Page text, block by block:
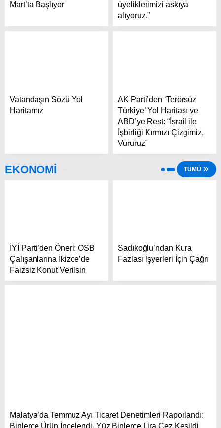
Mart’ta Başlıyor
üyeliklerimizi askıya
alıyoruz.”
Vatandaşın Sözü Yol
Haritamız
AK Parti’den ‘Terörsüz
Türkiye’ Yol Haritası ve
ABD’ye Rest: “İsrail ile
İşbirliği Kırmızı Çizgimiz,
Vururuz”
EKONOMİ TÜMÜ
İYİ Parti’den Öneri: OSB
Çalışanlarına İkizce’de
Faizsiz Konut Verilsin
Sadıkoğlu’ndan Kura
Fazlası İşyerleri İçin Çağrı
Malatya’da Temmuz Ayı Ticaret Denetimleri Raporlandı:
Binlerce Ürün İncelendi, Yüz Binlerce Lira Cez Kesildi